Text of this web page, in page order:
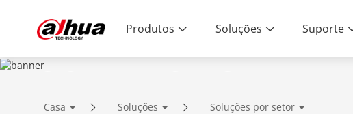
Produtos Soluções Suporte
SOLUTIONS
Casa Soluções Soluções por setor